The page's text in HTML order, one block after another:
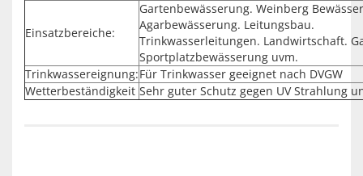
Einsatzbereiche:
Gartenbewässerung. Weinberg
Agarbewässerung. Leitungsbau.
Trinkwasserleitungen. Landwirtschaft.
Sportplatzbewässerung uvm.
Trinkwassereignung:Für Trinkwasser geeignet nach DVGW
Wetterbeständigkeit Sehr guter Schutz gegen UV Strahlung